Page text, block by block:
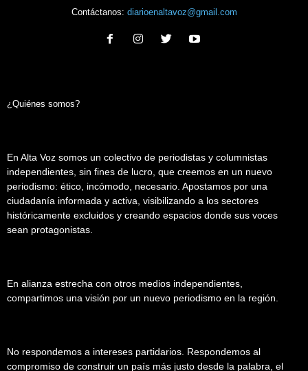
Contáctanos: diarioenaltavoz@gmail.com
¿Quiénes somos?
En Alta Voz somos un colectivo de periodistas y columnistas
independientes, sin fines de lucro, que creemos en un nuevo
periodismo: ético, incómodo, necesario. Apostamos por una
ciudadanía informada y activa, visibilizando a los sectores
históricamente excluidos y creando espacios donde sus voces
sean protagonistas.
En alianza estrecha con otros medios independientes,
compartimos una visión por un nuevo periodismo en la región.
No respondemos a intereses partidarios. Respondemos al
compromiso de construir un país más justo desde la palabra, el